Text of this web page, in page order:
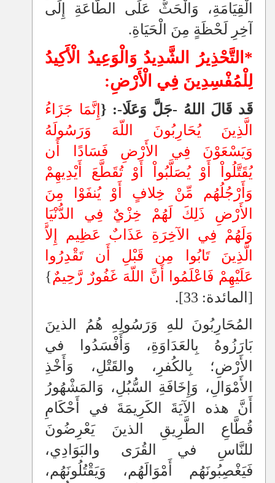
الْقِيَامَةِ، وَالْحَثُّ عَلَى الطَّاعَةِ إِلَى
آخِرِ لَحْظَةٍ مِنَ الْحَيَاةِ.
*التَّحْذِيرُ الشَّدِيدُ وَالْوَعِيدُ الْأَكِيدُ
لِلْمُفْسِدِينَ فِي الْأَرْضِ:
قَد قَالَ اللهُ -جَلَّ وَعَلَا-: { إِنَّمَا جَزَاءُ
الَّذِينَ يُحَارِبُونَ اللّهَ وَرَسُولَهُ
وَيَسْعَوْنَ فِي الأَرْضِ فَسَادًا أَن
يُقَتَّلُواْ أَوْ يُصَلَّبُواْ أَوْ تُقَطَّعَ أَيْدِيهِمْ
وَأَرْجُلُهُم مِّنْ خِلافٍ أَوْ يُنفَوْا مِنَ
الأَرْضِ ذَلِكَ لَهُمْ خِزْيٌ فِي الدُّنْيَا
وَلَهُمْ فِي الآخِرَةِ عَذَابٌ عَظِيم إِلاَّ
الَّذِينَ تَابُوا مِن قَبْلِ أَن تَقْدِرُوا
عَلَيْهِمْ فَاعْلَمُوا أَنَّ اللّهَ غَفُورٌ رَّحِيمٌ}
[المائدة: 33].
المُحَارِبُونَ للهِ وَرَسُولِهِ هُمُ الذينَ
بَارَزُوهُ بِالعَدَاوَةِ، وَأَفْسَدُوا في
الأَرْضِ؛ بِالكُفرِ، والقَتْلِ، وَأَخْذِ
الأَمْوَالِ، وَإِخَافَةِ السُّبُلِ، وَالمَشْهُورُ
أَنَّ هذه الآيَةَ الكَرِيمَةَ في أَحْكَامِ
قُطَّاعِ الطَّرِيقِ الذينَ يَعْرِضُونَ
للنَّاسِ في القُرَى والبَوَادِي،
فَيَغْصِبُونَهُم أَمْوَالَهُم، وَيَقْتُلُونَهُم،